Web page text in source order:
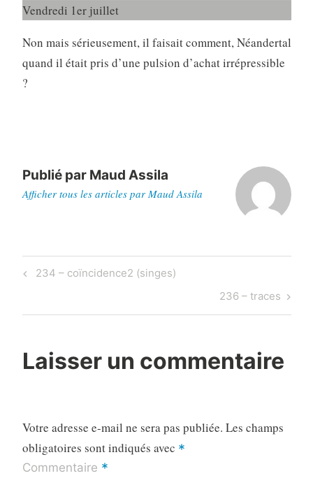
Vendredi 1er juillet
Non mais sérieusement, il faisait comment, Néandertal
quand il était pris d’une pulsion d’achat irrépressible
?
Publié par Maud Assila
Afficher tous les articles par Maud Assila
Navigation
Previous
234 – coïncidence2 (singes)
Next
Post
236 – traces
Laisser un commentaire
Votre adresse e-mail ne sera pas publiée. Les champs
obligatoires sont indiqués avec *
Commentaire *